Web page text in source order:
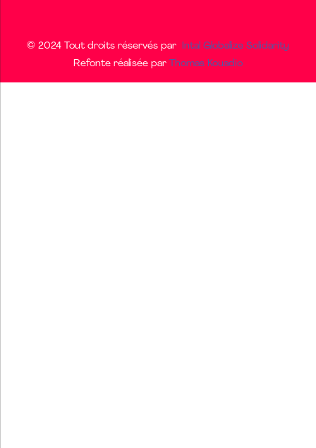
© 2024 Tout droits réservés par Intal Globalize Solidarity
Refonte réalisée par Thomas Kouadio